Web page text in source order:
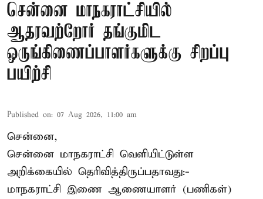
சென்னை மாநகராட்சியில்
ஆதரவற்றோர் தங்குமிட
ஒருங்கிணைப்பாளர்களுக்கு சிறப்பு
பயிற்சி
Published on: 07 Aug 2026, 11:00 am
சென்னை,
சென்னை மாநகராட்சி வெளியிட்டுள்ள
அறிக்கையில் தெரிவித்திருப்பதாவது:-
மாநகராட்சி இணை ஆணையாளர் (பணிகள்)